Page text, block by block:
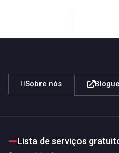
Sobre nós Blogue
Lista de serviços